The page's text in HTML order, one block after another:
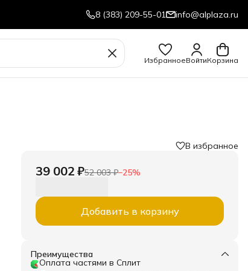
8 (383) 209-55-01 info@alplaza.ru
ИзбранноеВойтиКорзина
В избранное
39 002 ₽52 003 ₽−25%
Добавить в корзину
Преимущества
Оплата частями в Сплит